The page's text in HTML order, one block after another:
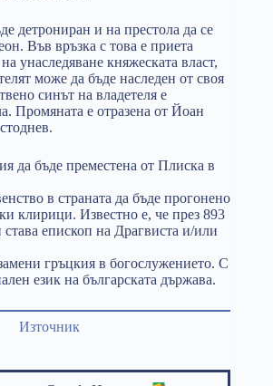
детрониран и на престола да се
Във връзка с това е приета
унаследяване княжеската власт,
може да бъде наследен от своя
синът на владетеля е
Промяната е отразена от Йоан
да бъде преместена от Плиска в
в страната да бъде прогонено
клирици. Известно е, че през 893
епископ на Драгвиста и/или
гръцкия в богослужението. С
език на българската държава.
Източник